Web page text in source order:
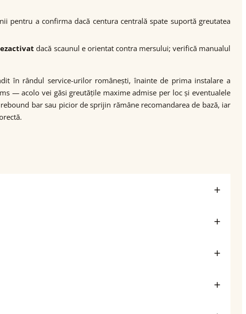
a confirma dacă centura centrală spate suportă greutatea
dacă scaunul e orientat contra mersului; verifică manualul
în rândul service-urilor românești, înainte de prima instalare a
— acolo vei găsi greutățile maxime admise per loc și eventualele
bar sau picior de sprijin rămâne recomandarea de bază, iar